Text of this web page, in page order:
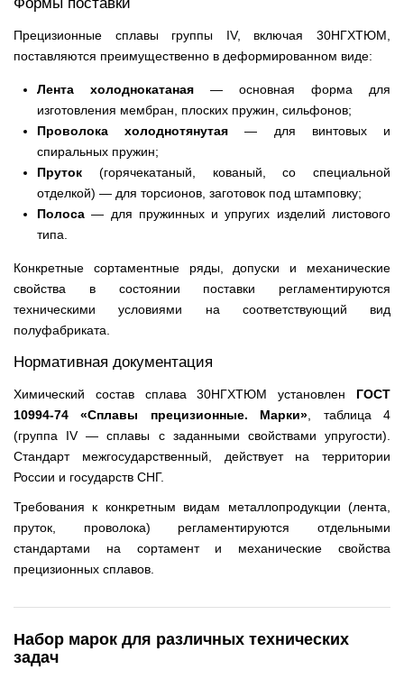
Прецизионные сплавы группы IV, включая 30НГХТЮМ,
поставляются преимущественно в деформированном виде:
Лента холоднокатаная — основная форма для
изготовления мембран, плоских пружин, сильфонов;
Проволока холоднотянутая — для винтовых и
спиральных пружин;
Пруток (горячекатаный, кованый, со специальной
отделкой) — для торсионов, заготовок под штамповку;
Полоса — для пружинных и упругих изделий листового
типа.
Конкретные сортаментные ряды, допуски и механические
свойства в состоянии поставки регламентируются
техническими условиями на соответствующий вид
полуфабриката.
Нормативная документация
Химический состав сплава 30НГХТЮМ установлен ГОСТ
10994-74 «Сплавы прецизионные. Марки» , таблица 4
(группа IV — сплавы с заданными свойствами упругости).
Стандарт межгосударственный, действует на территории
России и государств СНГ.
Требования к конкретным видам металлопродукции (лента,
пруток, проволока) регламентируются отдельными
стандартами на сортамент и механические свойства
прецизионных сплавов.
Набор марок для различных технических
задач